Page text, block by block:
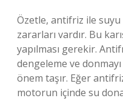
Özetle, antifriz ile suyu
zararları vardır. Bu
yapılması gerekir.
dengeleme ve
önem taşır. Eğer
motorun içinde su